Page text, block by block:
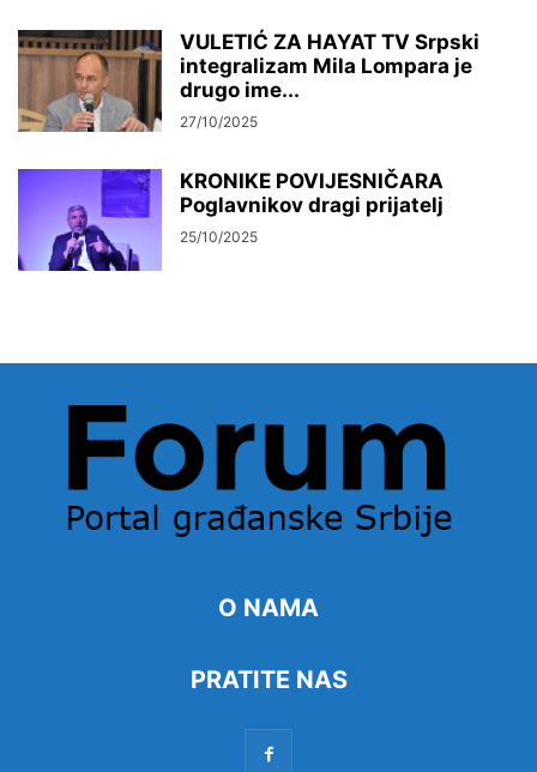
VULETIĆ ZA HAYAT TV Srpski
integralizam Mila Lompara je
drugo ime...
27/10/2025
KRONIKE POVIJESNIČARA
Poglavnikov dragi prijatelj
25/10/2025
O NAMA
PRATITE NAS